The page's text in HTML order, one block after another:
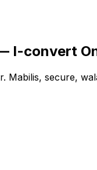
I-convert
Mabilis, secure,